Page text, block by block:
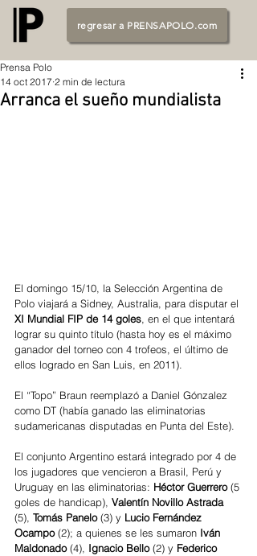
regresar a PRENSAPOLO.com
Arranca el sueño mundialista
Prensa Polo
14 oct 2017 2 min de lectura
El domingo 15/10, la Selección Argentina de
Polo viajará a Sidney, Australia, para disputar el
XI Mundial FIP de 14 goles, en el que intentará
lograr su quinto título (hasta hoy es el máximo
ganador del torneo con 4 trofeos, el último de
ellos logrado en San Luis, en 2011).
El “Topo” Braun reemplazó a Daniel Gónzalez
como DT (había ganado las eliminatorias
sudamericanas disputadas en Punta del Este).
El conjunto Argentino estará integrado por 4 de
los jugadores que vencieron a Brasil, Perú y
Uruguay en las eliminatorias: Héctor Guerrero (5
goles de handicap), Valentín Novillo Astrada
(5), Tomás Panelo (3) y Lucio Fernández
Ocampo (2); a quienes se les sumaron Iván
Maldonado (4), Ignacio Bello (2) y Federico